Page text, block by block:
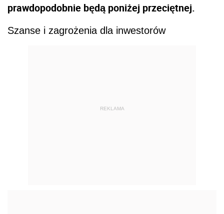
prawdopodobnie będą poniżej przeciętnej.
Szanse i zagrożenia dla inwestorów
REKLAMA